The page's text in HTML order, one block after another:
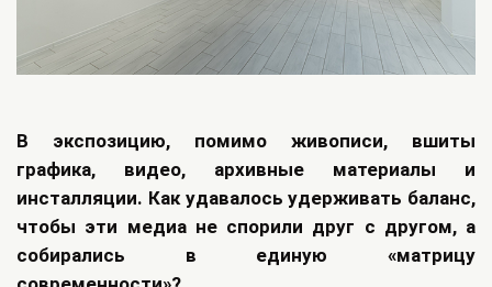
В экспозицию, помимо живописи, вшиты
графика, видео, архивные материалы и
инсталляции. Как удавалось удерживать баланс,
чтобы эти медиа не спорили друг с другом, а
собирались в единую «матрицу